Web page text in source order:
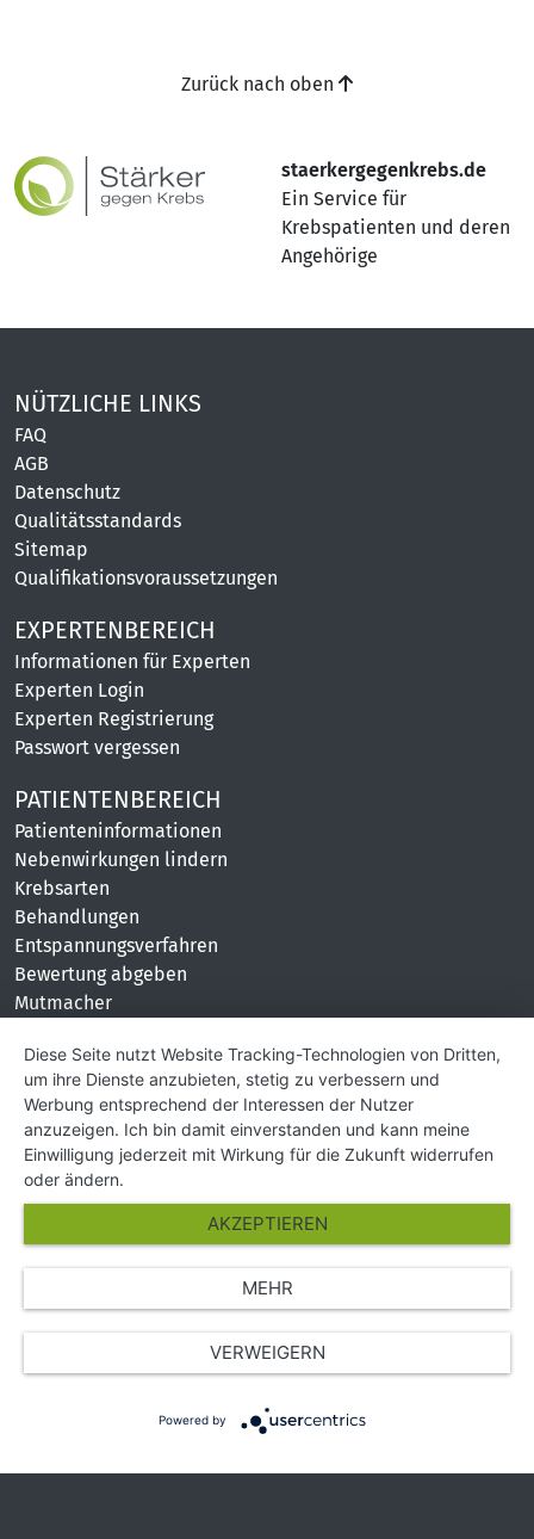
staerkergegenkrebs.de
Ein Service für
Krebspatienten und deren
Angehörige
Zurück nach oben
NÜTZLICHE LINKS
FAQ
AGB
Datenschutz
Qualitätsstandards
Sitemap
Qualifikationsvoraussetzungen
EXPERTENBEREICH
Informationen für Experten
Experten Login
Experten Registrierung
Passwort vergessen
PATIENTENBEREICH
Patienteninformationen
Nebenwirkungen lindern
Krebsarten
Behandlungen
Entspannungsverfahren
Bewertung abgeben
Mutmacher
KONTAKT
Impressum
Hilfe und Kontakt
Partner
Presse
Über Uns
© Copyright 2026 SGK Stärker gegen Krebs
Diese Seite nutzt Website Tracking-Technologien von Dritten,
um ihre Dienste anzubieten, stetig zu verbessern und
Werbung entsprechend der Interessen der Nutzer
anzuzeigen. Ich bin damit einverstanden und kann meine
Einwilligung jederzeit mit Wirkung für die Zukunft widerrufen
oder ändern.
VERWEIGERN
AKZEPTIEREN
MEHR
Powered by